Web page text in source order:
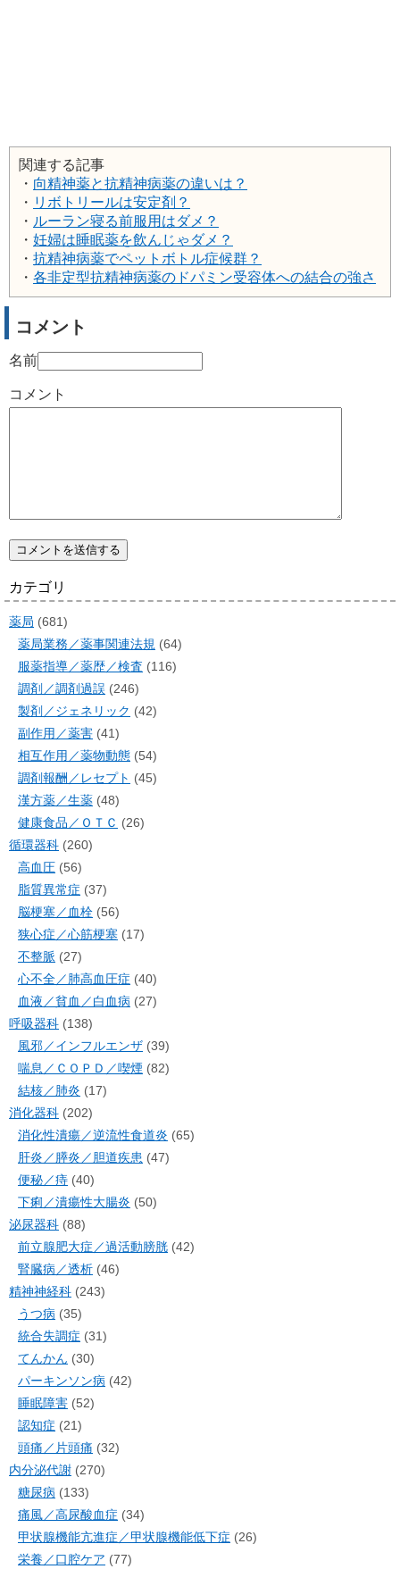
関連する記事
・ 向精神薬と抗精神病薬の違いは？
・ リボトリールは安定剤？
・ ルーラン寝る前服用はダメ？
・ 妊婦は睡眠薬を飲んじゃダメ？
・ 抗精神病薬でペットボトル症候群？
・ 各非定型抗精神病薬のドパミン受容体への結合の強さ
コメント
名前
コメント
カテゴリ
薬局 (681)
薬局業務／薬事関連法規 (64)
服薬指導／薬歴／検査 (116)
調剤／調剤過誤 (246)
製剤／ジェネリック (42)
副作用／薬害 (41)
相互作用／薬物動態 (54)
調剤報酬／レセプト (45)
漢方薬／生薬 (48)
健康食品／ＯＴＣ (26)
循環器科 (260)
高血圧 (56)
脂質異常症 (37)
脳梗塞／血栓 (56)
狭心症／心筋梗塞 (17)
不整脈 (27)
心不全／肺高血圧症 (40)
血液／貧血／白血病 (27)
呼吸器科 (138)
風邪／インフルエンザ (39)
喘息／ＣＯＰＤ／喫煙 (82)
結核／肺炎 (17)
消化器科 (202)
消化性潰瘍／逆流性食道炎 (65)
肝炎／膵炎／胆道疾患 (47)
便秘／痔 (40)
下痢／潰瘍性大腸炎 (50)
泌尿器科 (88)
前立腺肥大症／過活動膀胱 (42)
腎臓病／透析 (46)
精神神経科 (243)
うつ病 (35)
統合失調症 (31)
てんかん (30)
パーキンソン病 (42)
睡眠障害 (52)
認知症 (21)
頭痛／片頭痛 (32)
内分泌代謝 (270)
糖尿病 (133)
痛風／高尿酸血症 (34)
甲状腺機能亢進症／甲状腺機能低下症 (26)
栄養／口腔ケア (77)